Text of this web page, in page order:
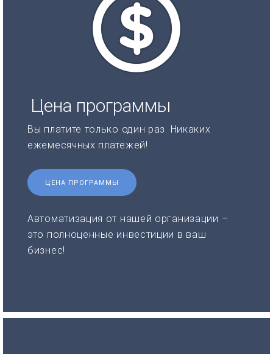
Цена программы
Вы платите только один раз. Никаких
ежемесячных платежей!
ЦЕНА ПРОГРАММЫ
Автоматизация от нашей организации –
это полноценные инвестиции в ваш
бизнес!